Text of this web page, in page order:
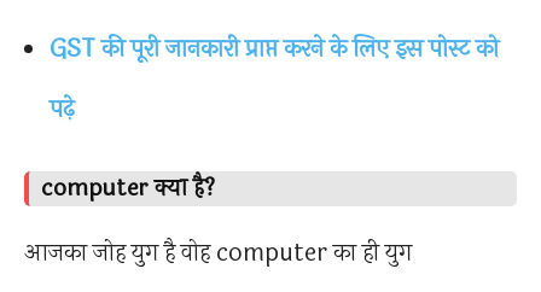
GST की पूरी जानकारी प्राप्त करने के लिए इस पोस्ट को
पढ़े
computer क्या है?
आजका जोह युग है वोह computer का ही युग